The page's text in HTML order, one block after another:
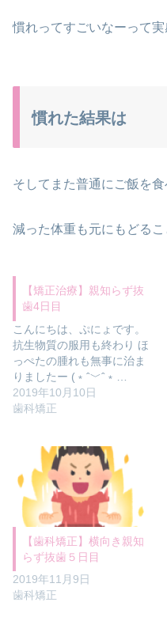
慣れってすごいなーって
慣れた結果は
そしてまた普通にご飯を食
減った体重も元にもどる
【矯正治療】親知らず抜
歯4日目
こんにちは、ぷにょです。
抗生物質の服用も終わり ほ
っぺたの腫れも無事に治ま
りましたー (﹡ˆ﹀ˆ﹡…
2019年10月10日
歯科矯正
【歯科矯正】横向き親知
らず抜歯５日目
2019年11月9日
歯科矯正